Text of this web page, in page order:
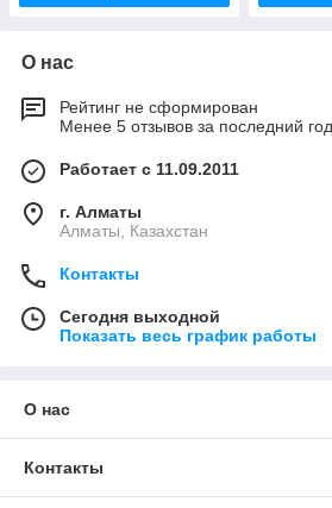
О нас
Рейтинг не сформирован
Менее 5 отзывов за последний год
Работает с 11.09.2011
г. Алматы
Алматы, Казахстан
Контакты
Сегодня выходной
Показать весь график работы
О нас
Контакты